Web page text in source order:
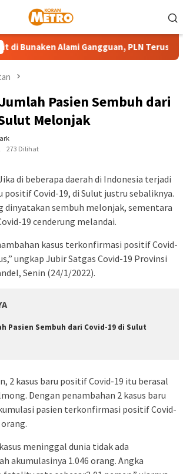
Alami Gangguan, PLN Terus
Pasien Sembuh dari
Melonjak
273 Dilihat
di beberapa daerah di Indonesia terjadi
positif Covid-19, di Sulut justru sebaliknya.
dinyatakan sembuh melonjak, sementara
19 cenderung melandai.
kasus terkonfirmasi positif Covid-
ungkap Jubir Satgas Covid-19 Provinsi
Senin (24/1/2022).
Pasien Sembuh dari Covid-19 di Sulut
2 kasus baru positif Covid-19 itu berasal
Dengan penambahan 2 kasus baru
pasien terkonfirmasi positif Covid-
orang.
meninggal dunia tidak ada
akumulasinya 1.046 orang. Angka